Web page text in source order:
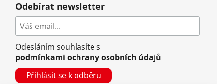
Odebírat newsletter
Odesláním souhlasíte s
podmínkami ochrany osobních údajů